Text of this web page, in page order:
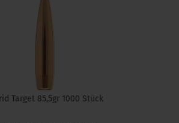
Target 85,5gr 1000 Stück